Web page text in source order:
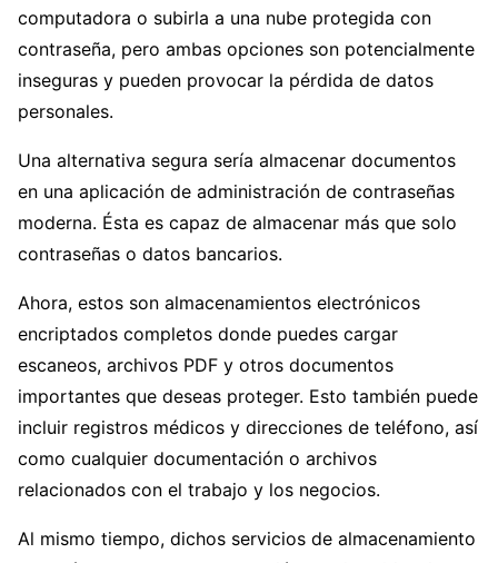
computadora o subirla a una nube protegida con
contraseña, pero ambas opciones son potencialmente
inseguras y pueden provocar la pérdida de datos
personales.
Una alternativa segura sería almacenar documentos
en una aplicación de administración de contraseñas
moderna. Ésta es capaz de almacenar más que solo
contraseñas o datos bancarios.
Ahora, estos son almacenamientos electrónicos
encriptados completos donde puedes cargar
escaneos, archivos PDF y otros documentos
importantes que deseas proteger. Esto también puede
incluir registros médicos y direcciones de teléfono, así
como cualquier documentación o archivos
relacionados con el trabajo y los negocios.
Al mismo tiempo, dichos servicios de almacenamiento